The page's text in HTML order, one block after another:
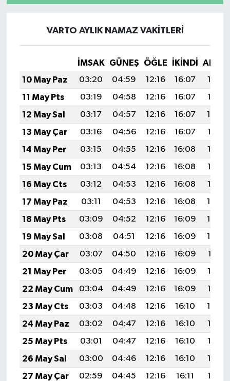
VARTO AYLIK NAMAZ VAKITLERI
İMSAK GÜNEŞ ÖĞLE İKINDI
10 May Paz
03:20 04:59 12:16 16:07
19:22
11 May Pts
03:19 04:58 12:16 16:07
19:23
12 May Sal
03:17 04:57 12:16 16:07
19:24
13 May Çar
03:16 04:56 12:16 16:07
19:25
14 May Per
03:15 04:55 12:16 16:08
19:26
15 May Cum
03:13 04:54 12:16 16:08
19:27
16 May Cts
03:12 04:53 12:16 16:08
19:28
17 May Paz
03:11 04:53 12:16 16:08
19:29
18 May Pts
03:09 04:52 12:16 16:09
19:30
19 May Sal
03:08 04:51 12:16 16:09
19:30
20 May Çar
03:07 04:50 12:16 16:09
19:31
21 May Per
03:05 04:49 12:16 16:09
19:32
22 May Cum
03:04 04:49 12:16 16:09
19:33
23 May Cts
03:03 04:48 12:16 16:10
19:34
24 May Paz
03:02 04:47 12:16 16:10
19:35
25 May Pts
03:01 04:47 12:16 16:10
19:36
26 May Sal
03:00 04:46 12:16 16:10
19:36
27 May Çar
02:59 04:45 12:16 16:11
19:37